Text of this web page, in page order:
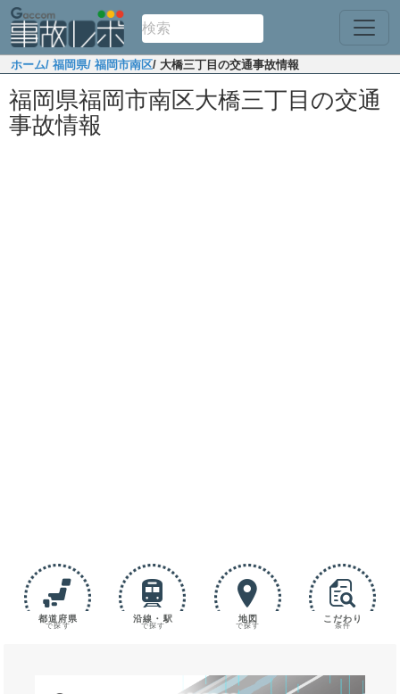
ホーム/ 福岡県/ 福岡市南区/ 大橋三丁目の交通事故情報
福岡県福岡市南区大橋三丁目の交通
事故情報
都道府県
で探す
沿線・駅
で探す
地図
で探す
こだわり
条件